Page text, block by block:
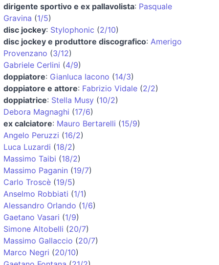
dirigente sportivo e ex pallavolista: Pasquale
Gravina (1/5)
disc jockey: Stylophonic (2/10)
disc jockey e produttore discografico: Amerigo
Provenzano (3/12)
Gabriele Cerlini (4/9)
doppiatore: Gianluca Iacono (14/3)
doppiatore e attore: Fabrizio Vidale (2/2)
doppiatrice: Stella Musy (10/2)
Debora Magnaghi (17/6)
ex calciatore: Mauro Bertarelli (15/9)
Angelo Peruzzi (16/2)
Luca Luzardi (18/2)
Massimo Taibi (18/2)
Massimo Paganin (19/7)
Carlo Troscè (19/5)
Anselmo Robbiati (1/1)
Alessandro Orlando (1/6)
Gaetano Vasari (1/9)
Simone Altobelli (20/7)
Massimo Gallaccio (20/7)
Marco Negri (20/10)